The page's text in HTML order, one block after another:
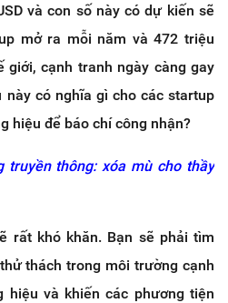
và con số này có dự kiến sẽ
mở ra mỗi năm và 472 triệu
giới, cạnh tranh ngày càng gay
có nghĩa gì cho các startup
hiệu để báo chí công nhận?
truyền thông: xóa mù cho thầy
rất khó khăn. Bạn sẽ phải tìm
thách trong môi trường cạnh
hiệu và khiến các phương tiện